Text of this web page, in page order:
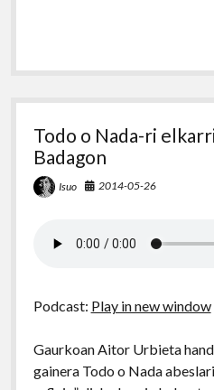
Todo o Nada-ri
Badagon
Isuo 2014-05-26
Podcast: Play in new window
Gaurkoan Aitor Urbieta
gainera Todo o Nada